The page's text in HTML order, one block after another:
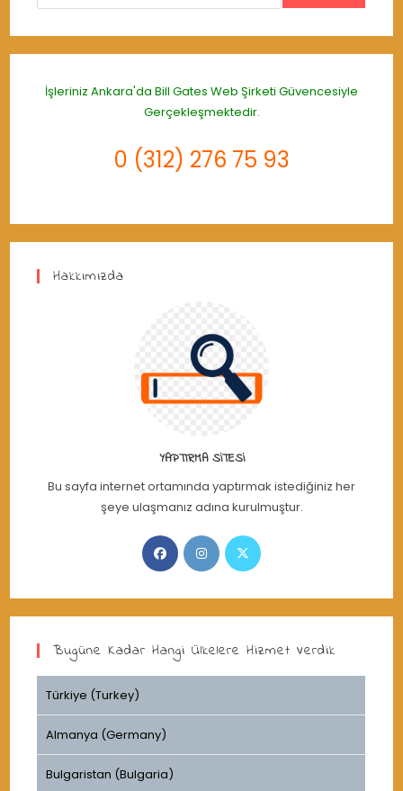
İşleriniz Ankara'da Bill Gates Web Şirketi Güvencesiyle
Gerçekleşmektedir.
0 (312) 276 75 93
Hakkımızda
YAPTIRMA SITESI
Bu sayfa internet ortamında yaptırmak istediğiniz her
şeye ulaşmanız adına kurulmuştur.
Opens
in
new
Opens
in
new
Opens
new
Bugüne Kadar Hangi Ülkelere Hizmet Verdik
Türkiye (Turkey)
Almanya (Germany)
Bulgaristan (Bulgaria)